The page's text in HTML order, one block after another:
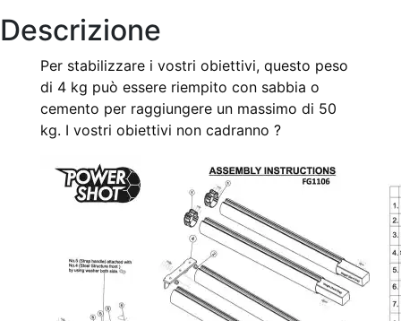
Descrizione
Per stabilizzare i vostri obiettivi, questo peso
di 4 kg può essere riempito con sabbia o
cemento per raggiungere un massimo di 50
kg. I vostri obiettivi non cadranno ?